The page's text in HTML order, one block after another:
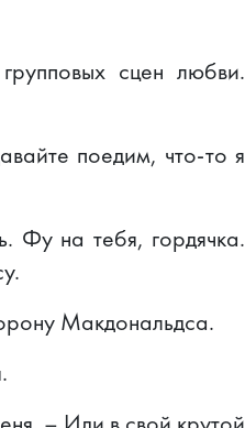
сцен любви.
поедим, что-то я
Фу на тебя, гордячка.
Макдональдса.